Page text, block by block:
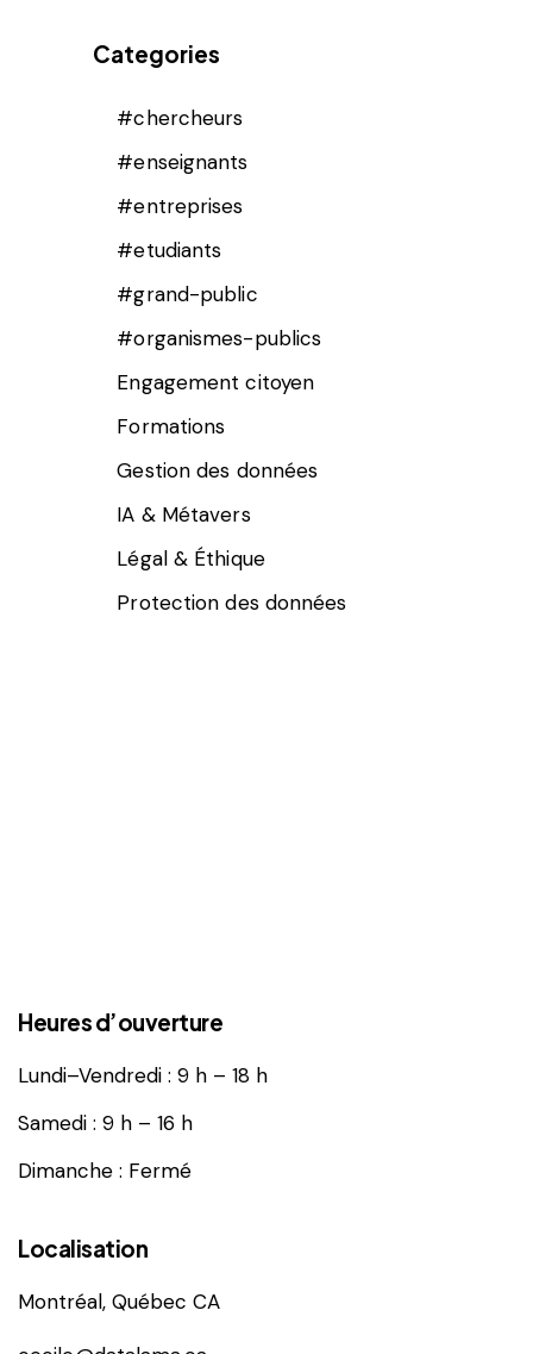
Categories
#chercheurs
#enseignants
#entreprises
#etudiants
#grand-public
#organismes-publics
Engagement citoyen
Formations
Gestion des données
IA & Métavers
Légal & Éthique
Protection des données
Heures d’ouverture
Lundi–Vendredi : 9 h – 18 h
Samedi : 9 h – 16 h
Dimanche : Fermé
Localisation
Montréal, Québec CA